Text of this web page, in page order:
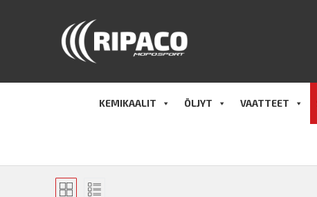
KEMIKAALIT ÖLJYT VAATTEET